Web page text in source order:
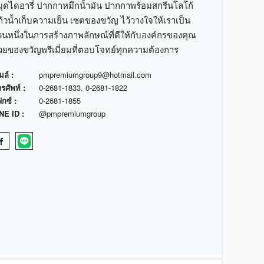
ดไดอารี่ ปากกาหมึกน้ำมัน ปากกาพร้อมสกรีนโลโก้
วน้ำเก็บความเย็น เซตของขวัญ ไว้วางใจให้เราเป็น
นหนึ่งในการสร้างภาพลักษณ์ที่ดีให้กับองค์กรของคุณ
ยของขวัญพรีเมี่ยมที่ตอบโจทย์ทุกความต้องการ
ล์ :
pmpremiumgroup9@hotmail.com
ศัพท์ :
0-2681-1833, 0-2681-1822
กซ์ :
0-2681-1855
ID :
@pmpremiumgroup